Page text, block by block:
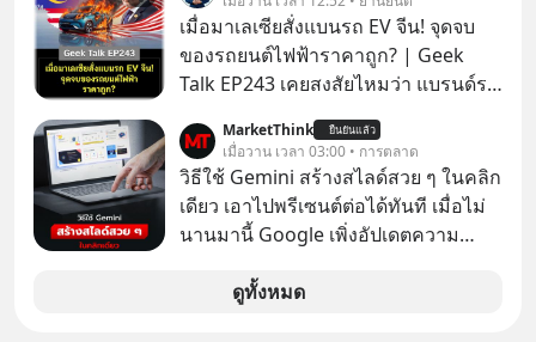
เมื่อมาเลเซียสั่งแบนรถ EV จีน! จุดจบ
ของรถยนต์ไฟฟ้าราคาถูก? | Geek
Talk EP243 เคยสงสัยไหมว่า แบรนด์รถ
ราบคาบ จะถูกสกัดดาวรุ่งจนต้องเบรก
หัวทิ่มได้อย่างไร? นี่คือเรื่องจริงที่เพิ่ง
เกิดขึ้นในมาเลเซีย เมื่อรัฐบาลประกาศ
งัด “กฎเหล็ก” สั่งบล็อกการนำเข้ารถ EV
กำแพงราคานำเข้าขั้นต่ำสูงถึง 1.7 ล้าน
บาท! งานนี้ทำเอาค่ายยักษ์ใหญ่อย่าง
MarketThink ยืนยันแล้ว
เมื่อวาน เวลา 03:00 • การตลาด
วิธีใช้ Gemini สร้างสไลด์สวย ๆ ในคลิก
เดียว เอาไปพรีเซนต์ต่อได้ทันที เมื่อไม่
นานมานี้ Google เพิ่งอัปเดตความ
สามารถใช้ Gemini ช่วยสร้างสไลด์นำ
ดูทั้งหมด